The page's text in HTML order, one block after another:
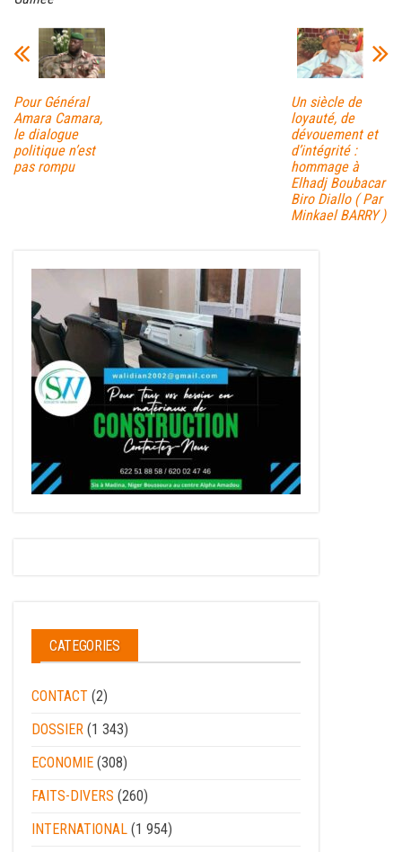
Pour Général
Amara Camara,
le dialogue
politique n’est
pas rompu
Un siècle de
loyauté, de
dévouement et
d’intégrité :
hommage à
Elhadj Boubacar
Biro Diallo ( Par
Minkael BARRY )
CATEGORIES
CONTACT (2)
DOSSIER (1 343)
ECONOMIE (308)
FAITS-DIVERS (260)
INTERNATIONAL (1 954)